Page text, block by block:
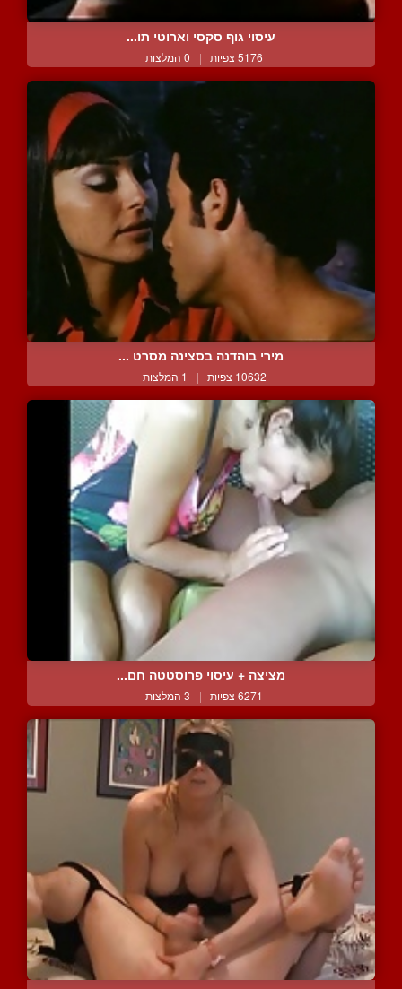
עיסוי גוף סקסי וארוטי תו...
5176 צפיות | 0 המלצות
מירי בוהדנה בסצינה מסרט ...
10632 צפיות | 1 המלצות
מציצה + עיסוי פרוסטטה חם...
6271 צפיות | 3 המלצות